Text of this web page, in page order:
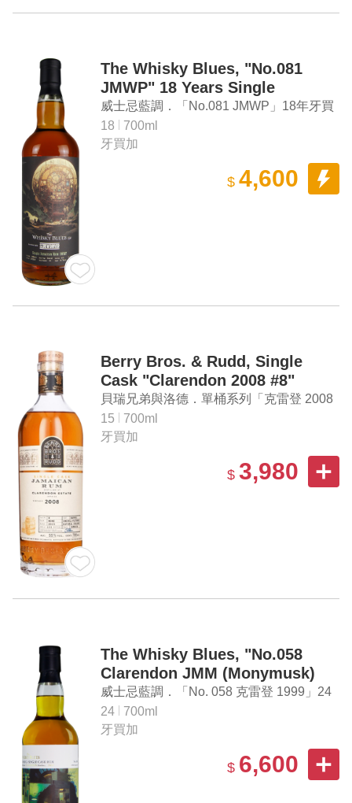
The Whisky Blues, "No.081
JMWP" 18 Years Single
Jamaican Rum (Screw Driver)
威士忌藍調．「No.081 JMWP」18年牙買
加蘭姆酒（酒吧聯名款）
18
700ml
牙買加
$ 4,600
Berry Bros. & Rudd, Single
Cask "Clarendon 2008 #8"
Jamaican Rum
貝瑞兄弟與洛德．單桶系列「克雷登 2008
#8」牙買加蘭姆酒
15
700ml
牙買加
$ 3,980
The Whisky Blues, "No.058
Clarendon JMM (Monymusk)
1999" Aged 24 Years Jamaican
Single Cask Rum
威士忌藍調．「No. 058 克雷登 1999」24
年牙買加單桶蘭姆酒
24
700ml
牙買加
$ 6,600